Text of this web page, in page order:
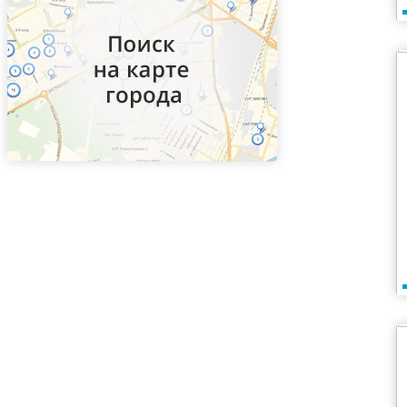
ВДНХ
Верхние Котлы
Верхние Лихоборы
Владыкино
Водный стадион
Войковская